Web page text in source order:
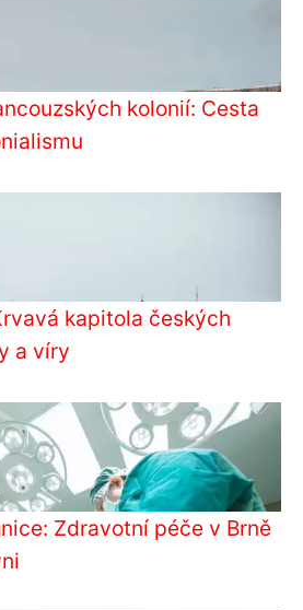
kolonií: Cesta
kapitola českých
a víry
Zdravotní péče v Brně